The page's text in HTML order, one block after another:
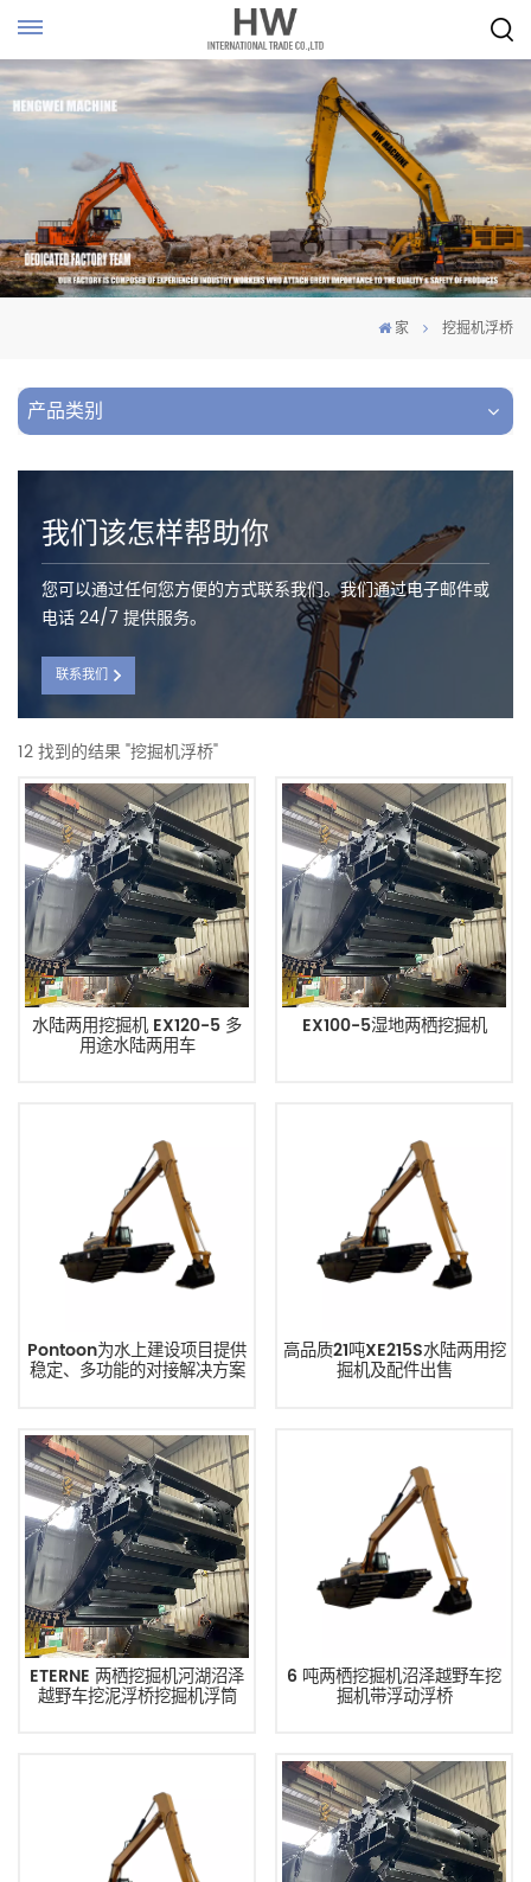
家 挖掘机浮桥
产品类别
我们该怎样帮助你
您可以通过任何您方便的方式联系我们。我们通过电子邮件或
电话 24/7 提供服务。
联系我们
12 找到的结果 "挖掘机浮桥"
水陆两用挖掘机 EX120-5 多
用途水陆两用车
EX100-5湿地两栖挖掘机
Pontoon为水上建设项目提供
稳定、多功能的对接解决方案
高品质21吨XE215S水陆两用挖
掘机及配件出售
ETERNE 两栖挖掘机河湖沼泽
越野车挖泥浮桥挖掘机浮筒
6 吨两栖挖掘机沼泽越野车挖
掘机带浮动浮桥